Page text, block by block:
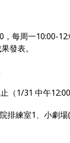
每周一10:00-
發表。
（1/31 中午12:00
排練室1、小劇